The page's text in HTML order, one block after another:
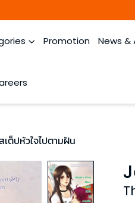
Promotion News &
ต็ปหัวใจไปตามฝัน